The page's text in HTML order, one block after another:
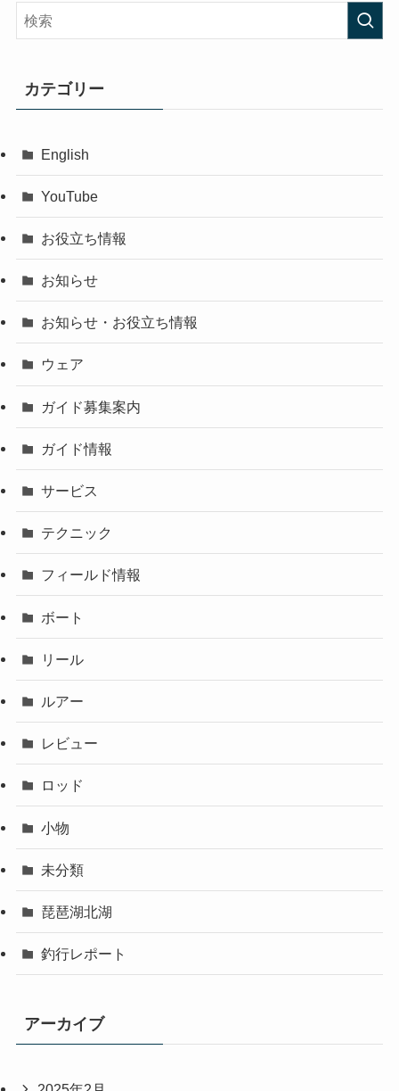
カテゴリー
English
YouTube
お役立ち情報
お知らせ
お知らせ・お役立ち情報
ウェア
ガイド募集案内
ガイド情報
サービス
テクニック
フィールド情報
ボート
リール
ルアー
レビュー
ロッド
小物
未分類
琵琶湖北湖
釣行レポート
アーカイブ